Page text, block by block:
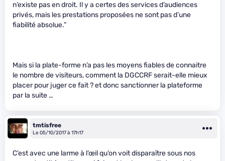
n’existe pas en droit. Il y a certes des services d’audiences
privés, mais les prestations proposées ne sont pas d’une
fiabilité absolue.”
Mais si la plate-forme n’a pas les moyens fiables de connaitre
le nombre de visiteurs, comment la DGCCRF serait-elle mieux
placer pour juger ce fait ? et donc sanctionner la plateforme
par la suite …
tmtisfree
Le 05/10/2017 à 17h17
C’est avec une larme à l’œil qu’on voit disparaître sous nos